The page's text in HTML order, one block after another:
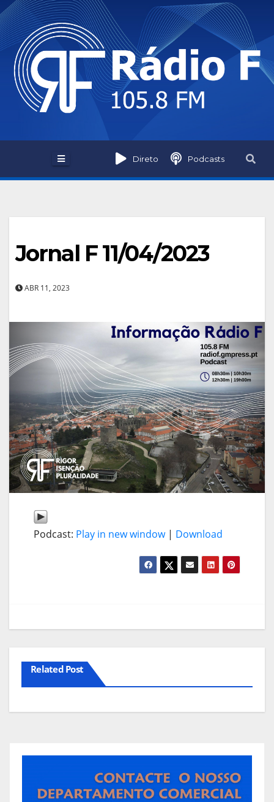
Skip
to
content
Direto Podcasts
Jornal F 11/04/2023
ABR 11, 2023
Podcast: Play in new window| Download
Related Post